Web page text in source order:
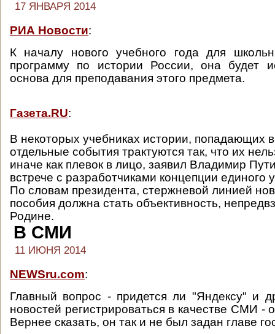
17 ЯНВАРЯ 2014
РИА Новости:
К началу нового учебного года для
программу по истории России, она будет
основа для преподавания этого предмета.
Газета.RU:
В некоторых учебниках истории, попадающих
отдельные события трактуются так, что их
иначе как плевок в лицо, заявил Владимир
встрече с разработчиками концепции единого
По словам президента, стержневой линией
пособия должна стать объективность,
Родине.
В СМИ
11 ИЮНЯ 2014
NEWSru.com:
Главный вопрос - придется ли "Яндексу" и
новостей регистрироваться в качестве СМИ -
Вернее сказать, он так и не был задан главе